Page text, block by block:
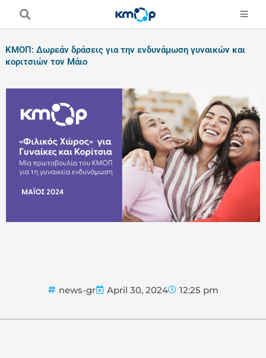
ΚΜΟΠ: Δωρεάν δράσεις για την ενδυνάμωση γυναικών και
κοριτσιών τον Μάιο
news-gr April 30, 2024 12:25 pm